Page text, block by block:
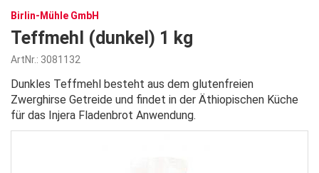
Birlin-Mühle GmbH
Teffmehl (dunkel) 1 kg
ArtNr.: 3081132
Dunkles Teffmehl besteht aus dem glutenfreien
Zwerghirse Getreide und findet in der Äthiopischen Küche
für das Injera Fladenbrot Anwendung.